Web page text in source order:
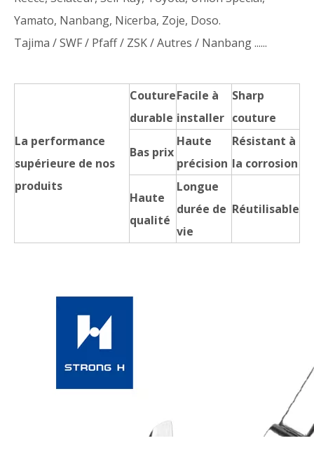
Yamato, Nanbang, Nicerba, Zoje, Doso.
Tajima / SWF / Pfaff / ZSK / Autres / Nanbang ......
La performance
supérieure de nos
produits
Couture
durable
Facile à
installer
Sharp
couture
Bas prix
Haute
précision
Résistant à
la corrosion
Haute
qualité
Longue
durée de
vie
Réutilisable